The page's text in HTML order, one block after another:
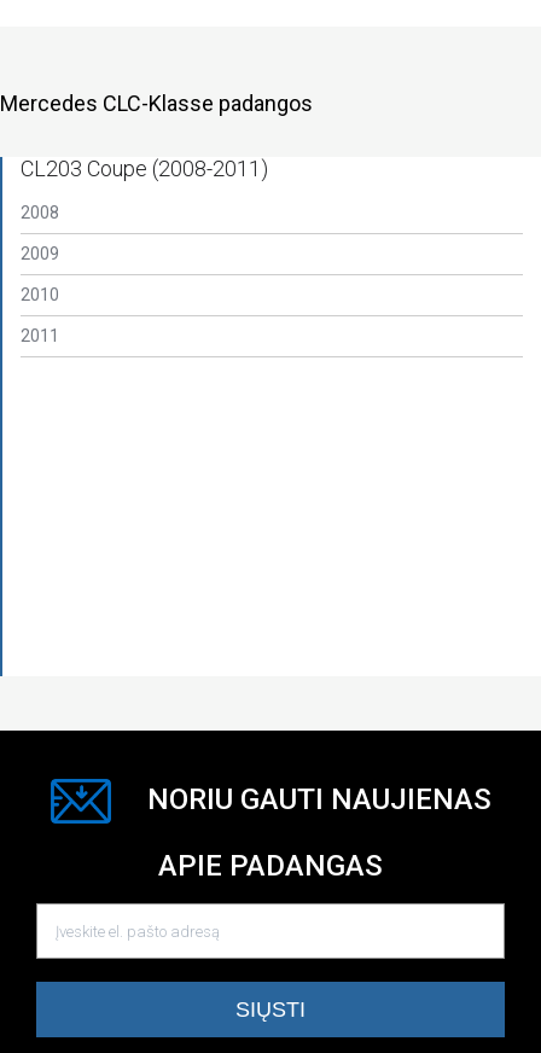
Mercedes CLC-Klasse padangos
CL203 Coupe (2008-2011)
2008
2009
2010
2011
NORIU GAUTI NAUJIENAS
APIE PADANGAS